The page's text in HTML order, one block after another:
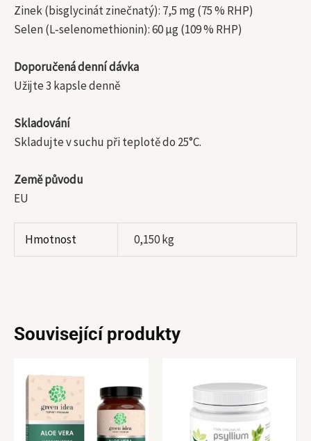
Zinek (bisglycinát zinečnatý): 7,5 mg (75 % RHP)
Selen (L‑selenomethionin): 60 µg (109 % RHP)
Doporučená denní dávka
Užijte 3 kapsle denně
Skladování
Skladujte v suchu při teplotě do 25°C.
Země původu
EU
Hmotnost 0,150 kg
Související produkty